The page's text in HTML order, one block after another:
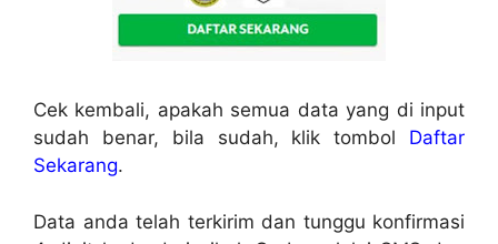
Cek kembali, apakah semua data yang di input
sudah benar, bila sudah, klik tombol Daftar
Sekarang.
Data anda telah terkirim dan tunggu konfirmasi